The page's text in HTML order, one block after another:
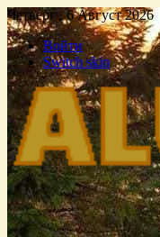
Четверг , 6 Август 2026
Войти
Switch skin